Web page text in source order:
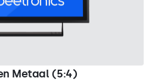
Metaal (5:4)